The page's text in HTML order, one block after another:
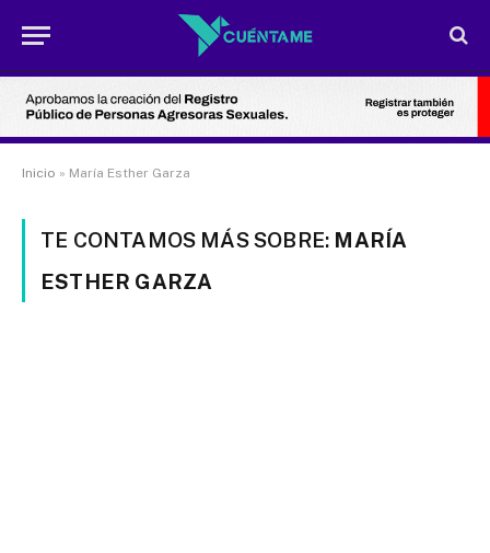
Inicio » María Esther Garza
TE CONTAMOS MÁS SOBRE: MARÍA
ESTHER GARZA